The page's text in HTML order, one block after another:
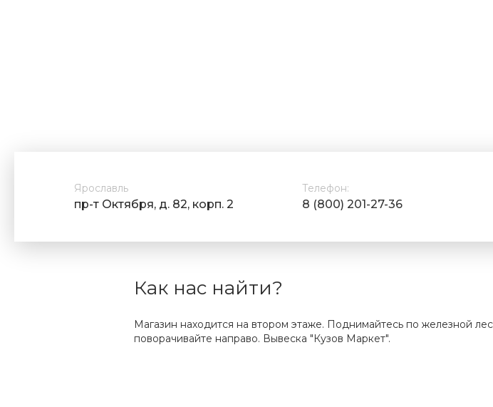
Ярославль
пр-т Октября, д. 82, корп. 2
Телефон:
8 (800) 201-27-36
Как нас найти?
Магазин находится на втором этаже. Поднимайтесь по железной
поворачивайте направо. Вывеска "Кузов Маркет".